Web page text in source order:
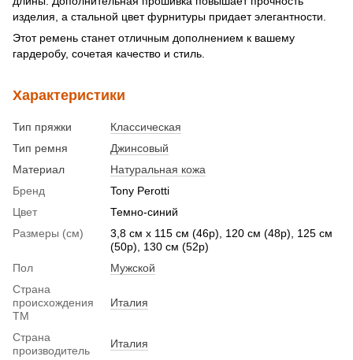
изделия, а стальной цвет фурнитуры придает элегантности.
Этот ремень станет отличным дополнением к вашему
гардеробу, сочетая качество и стиль.
Характеристики
Тип пряжки
Классическая
Тип ремня
Джинсовый
Материал
Натуральная кожа
Бренд
Tony Perotti
Цвет
Темно-синий
Размеры (см)
3,8 см х 115 см (46р), 120 см (48р), 125 см
(50р), 130 см (52р)
Пол
Мужской
Страна
происхождения
ТМ
Италия
Страна
производитель
Италия